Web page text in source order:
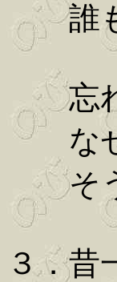
誰も
忘れ
なぜ
そう
３．昔